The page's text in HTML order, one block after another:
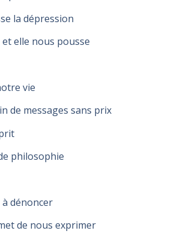
la dépression
et elle nous pousse
vie
de messages sans prix
philosophie
à dénoncer
de nous exprimer